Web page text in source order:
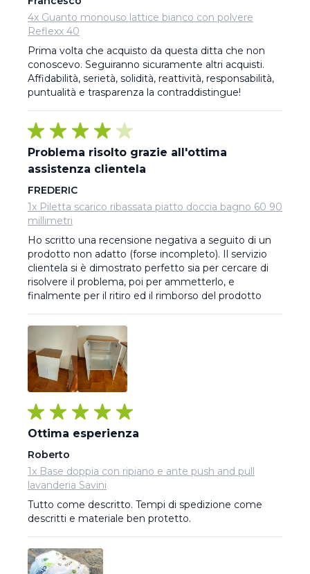
4x Guanto monouso lattice bianco con polvere
Reflexx 40
Prima volta che acquisto da questa ditta che non
conoscevo. Seguiranno sicuramente altri acquisti.
Affidabilità, serietà, solidità, reattività, responsabilità,
puntualità e trasparenza la contraddistingue!
Problema risolto grazie all'ottima
assistenza clientela
FREDERIC
1x Piletta scarico ribassata piatto doccia bagno 60 90
millimetri
Ho scritto una recensione negativa a seguito di un
prodotto non adatto (forse incompleto). Il servizio
clientela si è dimostrato perfetto sia per cercare di
risolvere il problema, poi per ammetterlo, e
finalmente per il ritiro ed il rimborso del prodotto
Ottima esperienza
Roberto
1x Base doppia con ripiano e ante push and pull
lavanderia Savini
Tutto come descritto. Tempi di spedizione come
descritti e materiale ben protetto.